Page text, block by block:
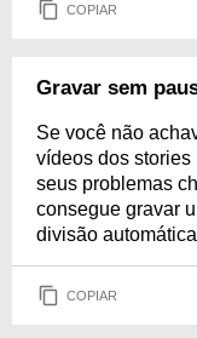
COPIAR
Gravar sem
Se você não
vídeos dos stories
seus problemas
consegue gravar
divisão
COPIAR